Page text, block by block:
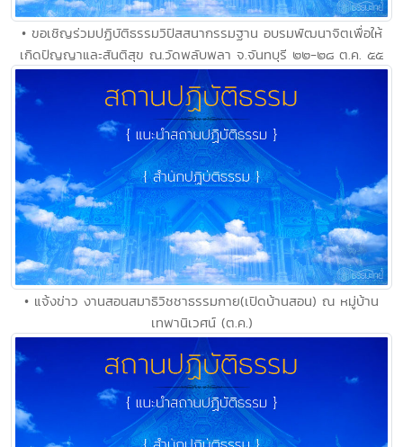
• ขอเชิญร่วมปฏิบัติธรรมวิปัสสนากรรมฐาน อบรมพัฒนาจิตเพื่อให้
เกิดปัญญาและสันติสุข ณ.วัดพลับพลา จ.จันทบุรี ๒๒-๒๘ ต.ค. ๕๕
• แจ้งข่าว งานสอนสมาธิวิชชาธรรมกาย(เปิดบ้านสอน) ณ หมู่บ้าน
เทพานิเวศน์ (ต.ค.)